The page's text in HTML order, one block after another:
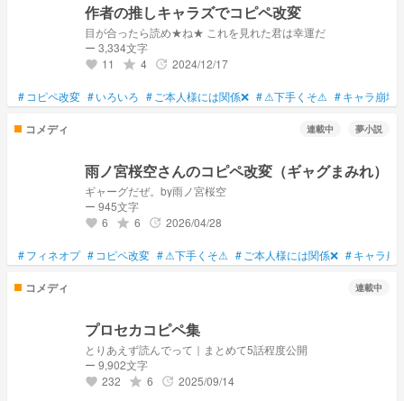
作者の推しキャラズでコピペ改変
目が合ったら読め★ね★ これを見れた君は幸運だ
ー 3,334文字
favorite 11 grade 4 update 2024/12/17
# コピペ改変 #いろいろ # ご本人様には関係❌ #⚠下手くそ⚠ #キャラ崩壊
コメディ 連載中 夢小説
雨ノ宮桜空さんのコピペ改変（ギャグまみれ）
ギャーグだぜ。by雨ノ宮桜空
ー 945文字
favorite 6 grade 6 update 2026/04/28
#フィネオプ # コピペ改変 #⚠下手くそ⚠ # ご本人様には関係❌ #キャラ崩
コメディ 連載中
プロセカコピペ集
とりあえず読んでって｜まとめて5話程度公開
ー 9,902文字
favorite 232 grade 6 update 2025/09/14